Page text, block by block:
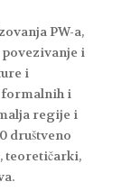
PW-a,
i
i
formalnih i
regije i
društveno
teoretičarki,